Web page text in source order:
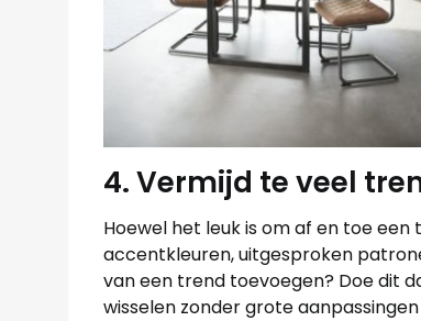
4. Vermijd te veel
Hoewel het leuk is om af en toe
accentkleuren, uitgesproken
van een trend toevoegen? Doe dit
wisselen zonder grote